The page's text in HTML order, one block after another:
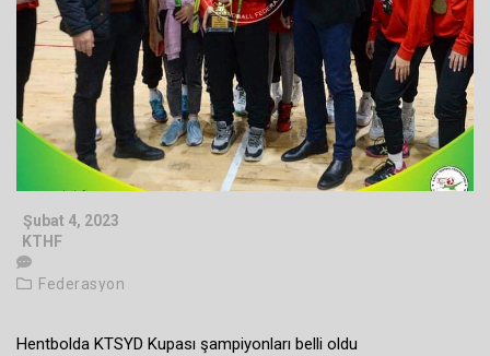
Şubat 4, 2023
KTHF
Federasyon
Hentbolda KTSYD Kupası şampiyonları belli oldu